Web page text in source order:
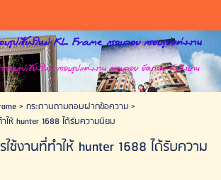
รูปเชียงใหม่ KL Frame กรอบลอย กรอบรูปแต่งงาน
บรูปเชียงใหม่ กรอบรูปแต่งงาน กรอบลอย อัดภาพ ส่งถึงบ้าน
> กระดานถามตอบฝากข้อความ>
ให้ hunter 1688 ได้รับความนิยม
ช้งานที่ทำให้ hunter 1688 ได้รับความ